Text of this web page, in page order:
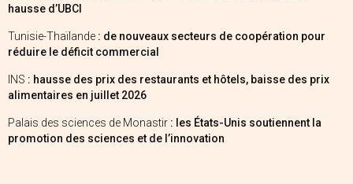
hausse d’UBCI
Tunisie-Thaïlande : de nouveaux secteurs de coopération pour
réduire le déficit commercial
INS : hausse des prix des restaurants et hôtels, baisse des prix
alimentaires en juillet 2026
Palais des sciences de Monastir : les États-Unis soutiennent la
promotion des sciences et de l’innovation